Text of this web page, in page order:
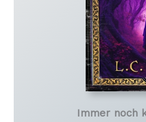
Immer noch